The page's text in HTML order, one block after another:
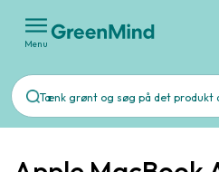
Menu